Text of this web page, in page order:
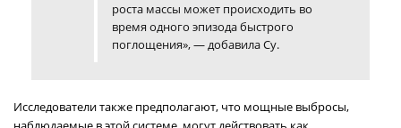
роста массы может происходить во
время одного эпизода быстрого
поглощения», — добавила Су.
Исследователи также предполагают, что мощные выбросы,